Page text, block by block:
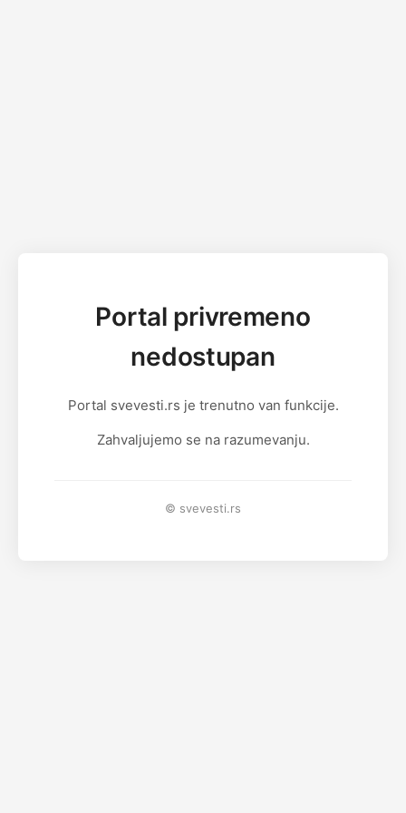
Portal privremeno
nedostupan
Portal svevesti.rs je trenutno van funkcije.
Zahvaljujemo se na razumevanju.
© svevesti.rs